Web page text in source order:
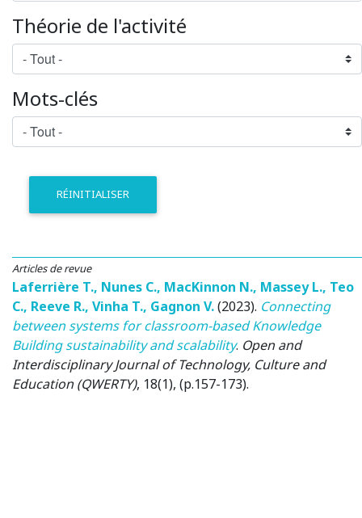
Théorie de l'activité
Mots-clés
RÉINITIALISER
Articles de revue
Laferrière T., Nunes C., MacKinnon N., Massey L., Teo
C., Reeve R., Vinha T., Gagnon V.(2023). Connecting
between systems for classroom-based Knowledge
Building sustainability and scalability. Open and
Interdisciplinary Journal of Technology, Culture and
Education (QWERTY), 18(1), (p.157-173).